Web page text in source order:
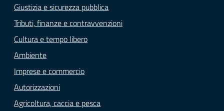
Giustizia e sicurezza pubblica
Tributi, finanze e contravvenzioni
Cultura e tempo libero
Ambiente
Imprese e commercio
Autorizzazioni
Agricoltura, caccia e pesca